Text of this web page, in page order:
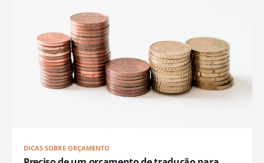
DICAS SOBRE ORÇAMENTO